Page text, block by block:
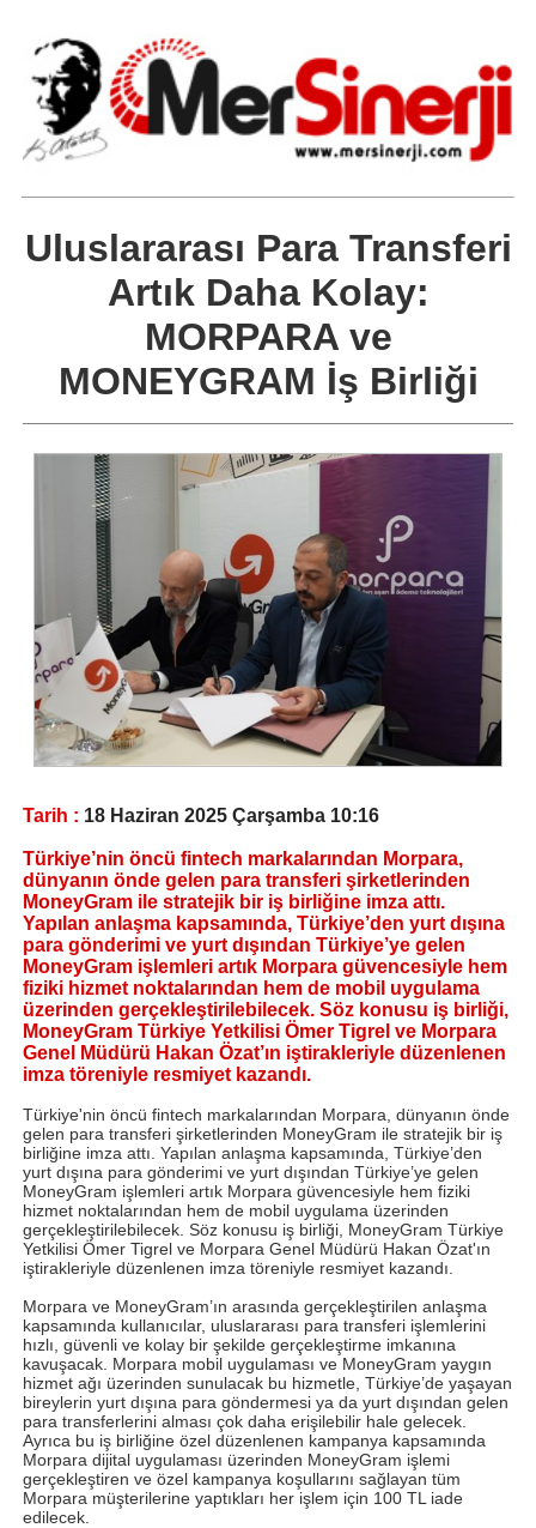
Uluslararası Para Transferi
Artık Daha Kolay:
MORPARA ve
MONEYGRAM İş Birliği
Tarih : 18 Haziran 2025 Çarşamba 10:16
Türkiye’nin öncü fintech markalarından Morpara,
dünyanın önde gelen para transferi şirketlerinden
MoneyGram ile stratejik bir iş birliğine imza attı.
Yapılan anlaşma kapsamında, Türkiye’den yurt dışına
para gönderimi ve yurt dışından Türkiye’ye gelen
MoneyGram işlemleri artık Morpara güvencesiyle hem
fiziki hizmet noktalarından hem de mobil uygulama
üzerinden gerçekleştirilebilecek. Söz konusu iş birliği,
MoneyGram Türkiye Yetkilisi Ömer Tigrel ve Morpara
Genel Müdürü Hakan Özat’ın iştirakleriyle düzenlenen
imza töreniyle resmiyet kazandı.
Türkiye'nin öncü fintech markalarından Morpara, dünyanın önde
gelen para transferi şirketlerinden MoneyGram ile stratejik bir iş
birliğine imza attı. Yapılan anlaşma kapsamında, Türkiye’den
yurt dışına para gönderimi ve yurt dışından Türkiye’ye gelen
MoneyGram işlemleri artık Morpara güvencesiyle hem fiziki
hizmet noktalarından hem de mobil uygulama üzerinden
gerçekleştirilebilecek. Söz konusu iş birliği, MoneyGram Türkiye
Yetkilisi Ömer Tigrel ve Morpara Genel Müdürü Hakan Özat'ın
iştirakleriyle düzenlenen imza töreniyle resmiyet kazandı.
Morpara ve MoneyGram’ın arasında gerçekleştirilen anlaşma
kapsamında kullanıcılar, uluslararası para transferi işlemlerini
hızlı, güvenli ve kolay bir şekilde gerçekleştirme imkanına
kavuşacak. Morpara mobil uygulaması ve MoneyGram yaygın
hizmet ağı üzerinden sunulacak bu hizmetle, Türkiye’de yaşayan
bireylerin yurt dışına para göndermesi ya da yurt dışından gelen
para transferlerini alması çok daha erişilebilir hale gelecek.
Ayrıca bu iş birliğine özel düzenlenen kampanya kapsamında
Morpara dijital uygulaması üzerinden MoneyGram işlemi
gerçekleştiren ve özel kampanya koşullarını sağlayan tüm
Morpara müşterilerine yaptıkları her işlem için 100 TL iade
edilecek.